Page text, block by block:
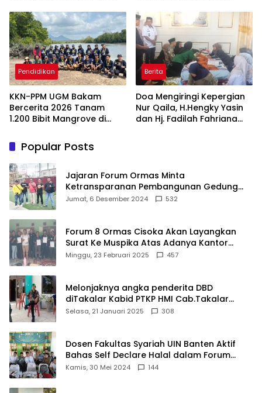
Takalar Menyalakan
Lentera Pengabdian
Melalui Malam Apresiasi
dan Inovasi Award 2026
Panggung Penghargaan
bagi Pelayan Publik
Berprestasi
Pendidikan
KKN-PPM UGM Bakam
Bercerita 2026 Tanam
1.200 Bibit Mangrove di
Berita
Doa Mengiringi Kepergian
Nur Qaila, H.Hengky Yasin
dan Hj. Fadilah Fahriana
Popular Posts
Jajaran Forum Ormas Minta
Ketransparanan Pembangunan Gedung
Damkar Di Kecamatan Cisoka
Jumat, 6 Desember 2024 532
Forum 8 Ormas Cisoka Akan Layangkan
Surat Ke Muspika Atas Adanya Kantor
Matel di Cisoka
Minggu, 23 Februari 2025 457
Melonjaknya angka penderita DBD
diTakalar Kabid PTKP HMI Cab.Takalar
angkat bicara
Selasa, 21 Januari 2025 308
Dosen Fakultas Syariah UIN Banten Aktif
Bahas Self Declare Halal dalam Forum
Ijtima Ulama MUI
Kamis, 30 Mei 2024 144